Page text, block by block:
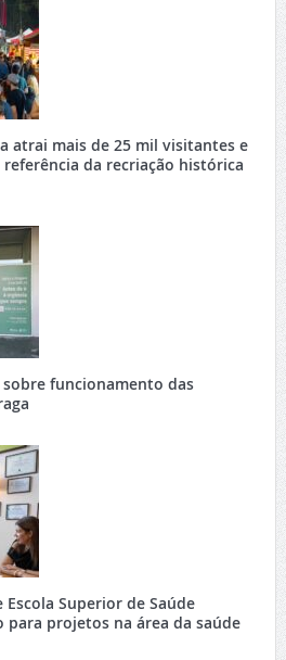
atrai mais de 25 mil visitantes e
da recriação histórica
funcionamento das
Escola Superior de Saúde
projetos na área da saúde